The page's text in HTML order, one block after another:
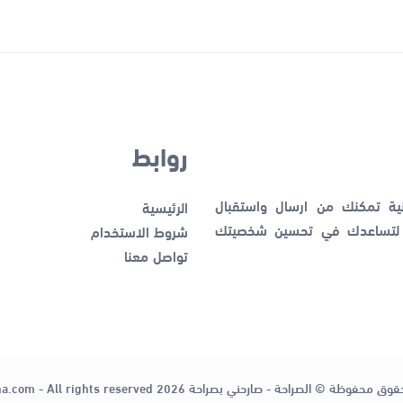
تمكنك من ارسال واستقبال
لتساعدك في تحسين شخصيتك
روابط
الرئيسية
شروط الاستخدام
تواصل معنا
محفوظة © الصراحة - صارحني بصراحة 2026 - All rights reserved